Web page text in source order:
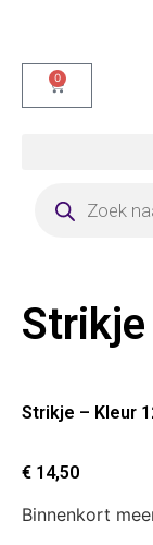
0
Strikje – Kleur
€ 14,50
Binnenkort